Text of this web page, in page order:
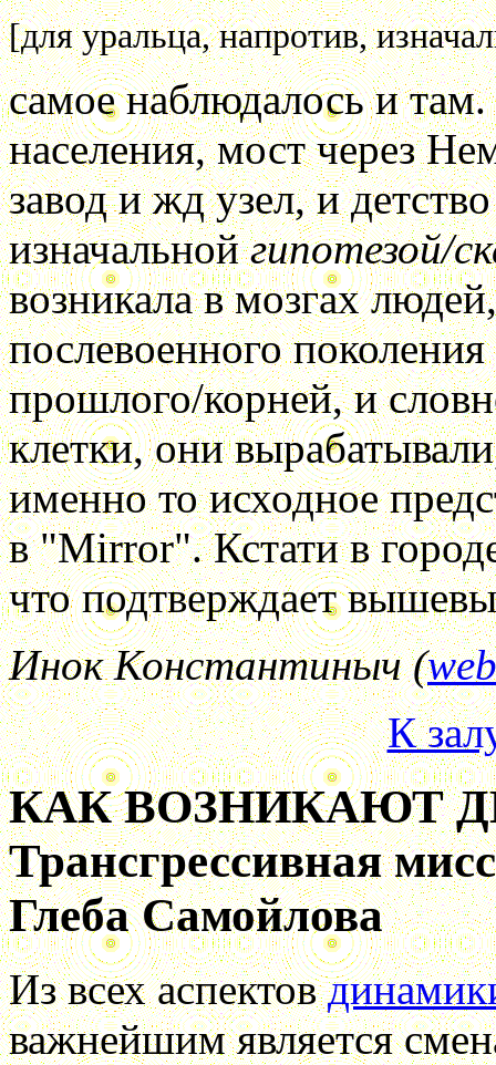
[для уральца, напротив,
самое наблюдалось и
населения, мост через
завод и жд узел, и
изначальнойгипотезой/
возникала в мозгах
послевоенного
прошлого/корней, и
клетки, они
именно то исходное
в "Mirror". Кстати в
что подтверждает
Инок Константиныч (
К
КАК ВОЗНИКАЮТ
Трансгрессивная
Глеба Самойлова
Из всех аспектов
важнейшим является